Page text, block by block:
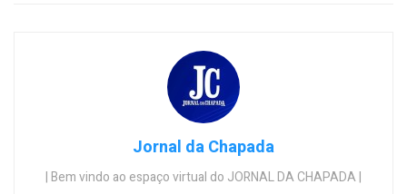
Jornal da Chapada
| Bem vindo ao espaço virtual do JORNAL DA CHAPADA |